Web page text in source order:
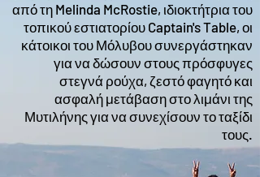
από τη Melinda McRostie, ιδιοκτήτρια του
τοπικού εστιατορίου Captain's Table, οι
κάτοικοι του Μόλυβου συνεργάστηκαν
για να δώσουν στους πρόσφυγες
στεγνά ρούχα, ζεστό φαγητό και
ασφαλή μετάβαση στο λιμάνι της
Μυτιλήνης για να συνεχίσουν το ταξίδι
τους.